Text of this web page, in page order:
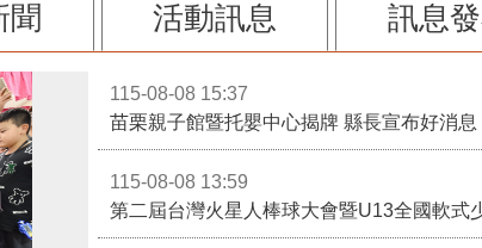
聞 活動訊息 訊息
115-08-08 15:37
苗栗親子館暨托嬰中心揭牌 縣長宣布好消
115-08-08 13:59
第二屆台灣火星人棒球大會暨U13全國軟式